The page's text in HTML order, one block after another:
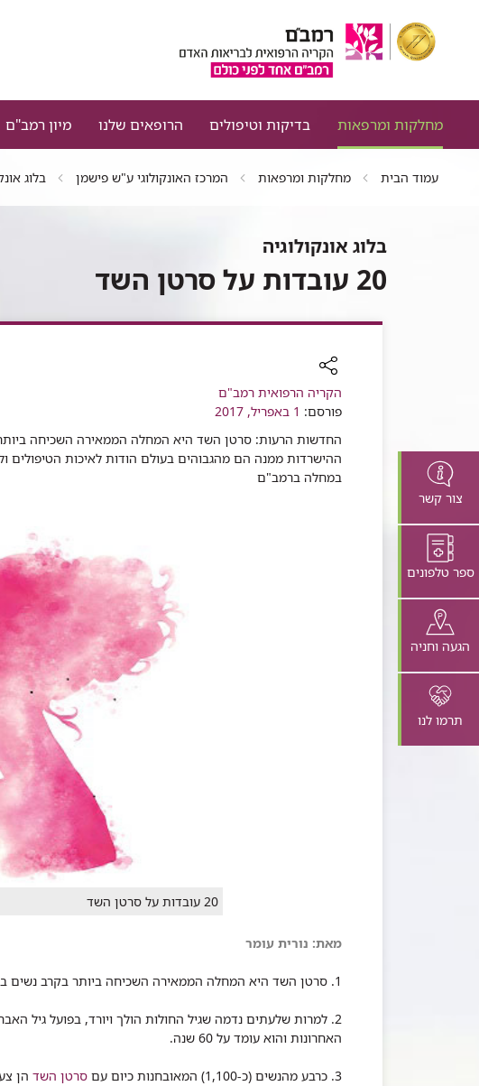
מחלקות ומרפאות בדיקות וטיפולים הרופאים שלנו מיון רמב"ם
צור קשר
ספר טלפונים
הגעה וחניה
תרמו לנו
עמוד הבית מחלקות ומרפאות המרכז האונקולוגי ע"ש פישמן בלוג
בלוג אונקולוגיה
20 עובדות על סרטן השד
רכיב
שיתוף
הקריה הרפואית רמב"ם
פורסם: 1 באפריל, 2017
​החדשות הרעות: סרטן השד היא המחלה הממאירה השכיחה
במחלה ברמב"ם
20 עובדות על סרטן השד
מאת: נורית עומר
1. סרטן השד היא המחלה הממאירה השכיחה ביותר בקרב נשים בישראל. כ- 4,500 נשים לוקות במחלה מדי שנה.
2. למרות שלעתים נדמה שגיל החולות הולך ויורד, בפועל גיל
האחרונות והוא עומד על 60 שנה.
3. כרבע מהנשים (כ-1,100) המאובחנות כיום עם סרטן השד הן